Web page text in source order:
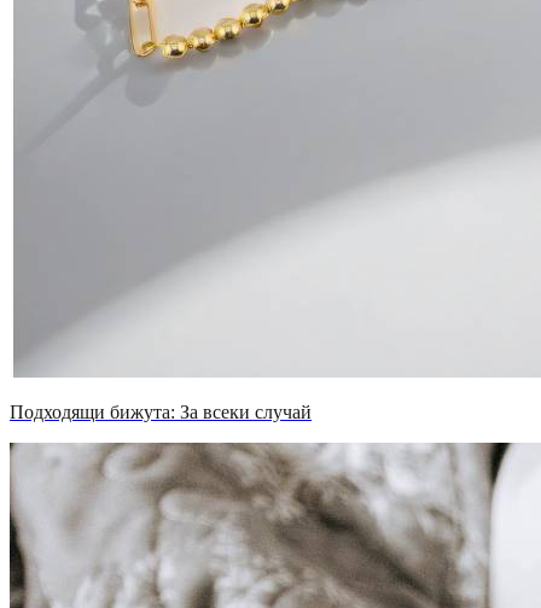
Подходящи бижута: За всеки случай